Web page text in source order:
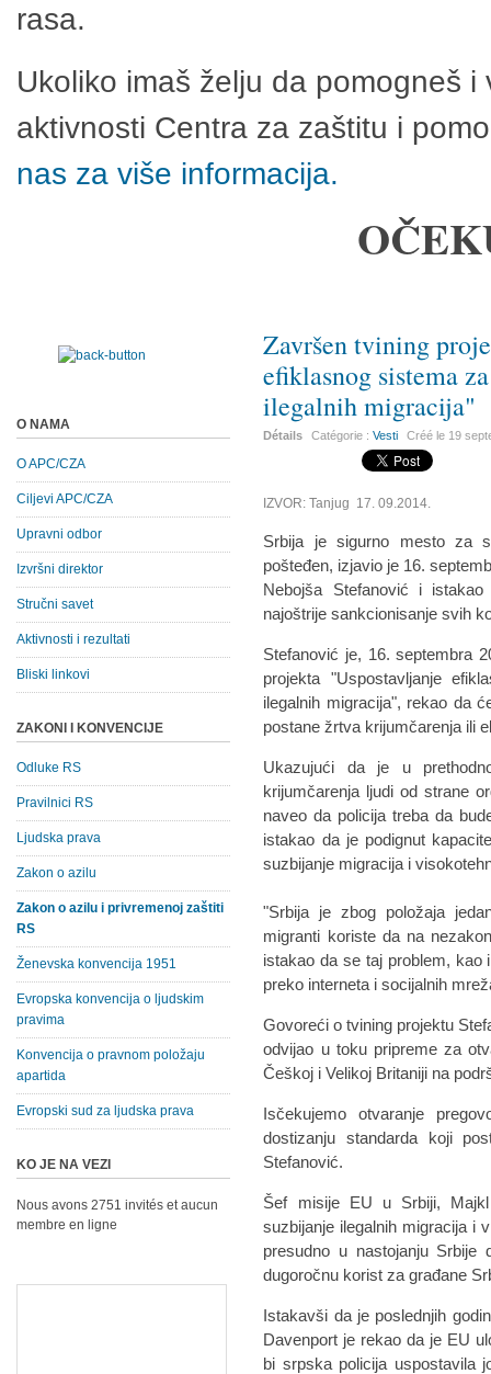
rasa.
Ukoliko imaš želju da pomogneš
aktivnosti Centra za zaštitu i
nas za više informacija.
Završen tvining
efiklasnog sistema
ilegalnih migracija"
Détails Catégorie :Vesti Créé le 19
IZVOR: Tanjug 17. 09.2014.
Srbija je sigurno mesto za
pošteđen, izjavio je 16.
Nebojša Stefanović i
najoštrije sankcionisanje svih
Stefanović je, 16. septembra
projekta "Uspostavljanje
ilegalnih migracija", rekao da
postane žrtva krijumčarenja ili
Ukazujući da je u
krijumčarenja ljudi od strane
naveo da policija treba da
istakao da je podignut
suzbijanje migracija i
"Srbija je zbog položaja
migranti koriste da na
istakao da se taj problem, kao
preko interneta i socijalnih
Govoreći o tvining projektu
odvijao u toku pripreme za
Češkoj i Velikoj Britaniji na
Isčekujemo otvaranje
dostizanju standarda koji
Stefanović.
Šef misije EU u Srbiji,
suzbijanje ilegalnih migracija i
presudno u nastojanju
dugoročnu korist za građane
Istakavši da je poslednjih
Davenport je rekao da je EU
bi srpska policija uspostavila
O NAMA
O APC/CZA
Ciljevi APC/CZA
Upravni odbor
Izvršni direktor
Stručni savet
Aktivnosti i rezultati
Bliski linkovi
ZAKONI I KONVENCIJE
Odluke RS
Pravilnici RS
Ljudska prava
Zakon o azilu
Zakon o azilu i privremenoj zaštiti
RS
Ženevska konvencija 1951
Evropska konvencija o ljudskim
pravima
Konvencija o pravnom položaju
apartida
Evropski sud za ljudska prava
KO JE NA VEZI
Nous avons 2751 invités et aucun
membre en ligne